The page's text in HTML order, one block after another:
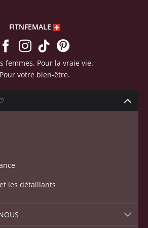
FITNFEMALE
femmes. Pour la vraie vie.
Pour votre bien-être.
les détaillants